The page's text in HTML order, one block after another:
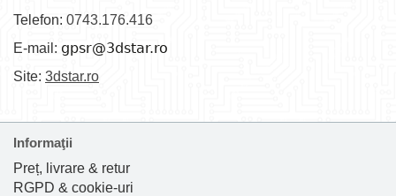
Telefon: 0743.176.416
E-mail:
Site: 3dstar.ro
Informaţii
Preț, livrare & retur
RGPD & cookie-uri